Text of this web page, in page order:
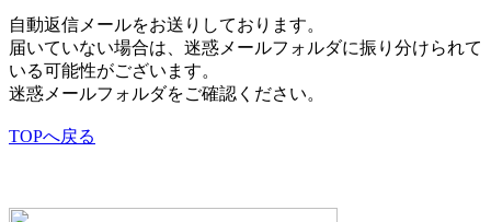
自動返信メールをお送りしております。
届いていない場合は、迷惑メールフォルダに振り分けられて
いる可能性がございます。
迷惑メールフォルダをご確認ください。
TOPへ戻る